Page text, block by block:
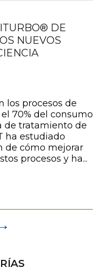
DE
NUEVOS
los procesos de
70% del consumo
de tratamiento de
ha estudiado
de cómo mejorar
procesos y ha...